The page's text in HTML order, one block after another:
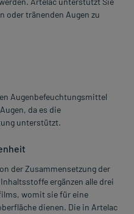
oder tränenden Augen zu
Augenbefeuchtungsmittel
da es die
unterstützt.
der Zusammensetzung der
ergänzen alle drei
womit sie für eine
dienen. Die in Artelac